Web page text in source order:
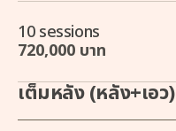
10 sessions
720,000 บาท
เต็มหลัง (หลัง+เอว)